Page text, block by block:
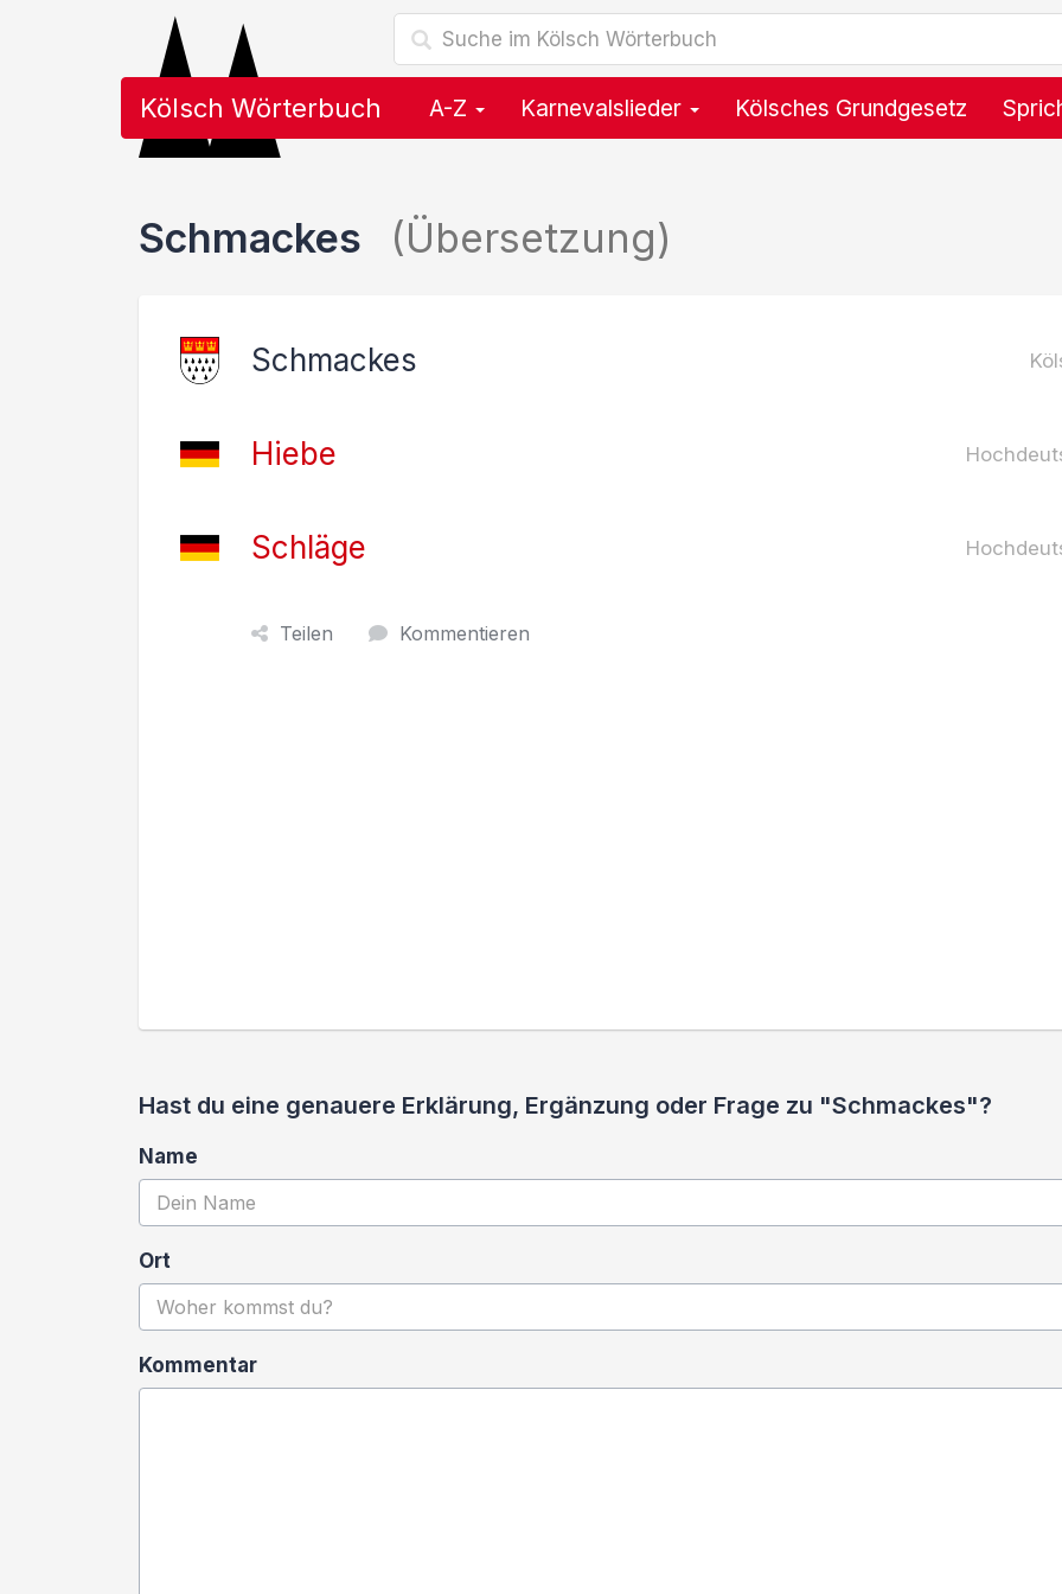
Kölsch Wörterbuch A-Z Karnevalslieder Kölsches Grundgesetz
Schmackes (Übersetzung)
Schmackes
Hiebe
Schläge
Teilen Kommentieren
Hast du eine genauere Erklärung, Ergänzung oder Frage zu "Schmackes"?
Name
Ort
Kommentar